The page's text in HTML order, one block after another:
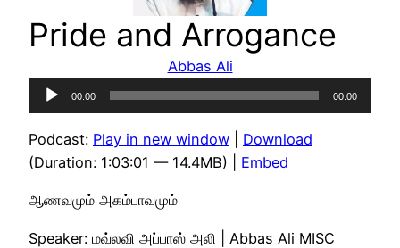
Pride and Arrogance
Abbas Ali
Audio
Player
00:00 00:00
Podcast: Play in new window
Download
(Duration: 1:03:01 — 14.4MB) | Embed
ஆணவமும் அகம்பாவமும்
Speaker: மவ்லவி அப்பாஸ் அலி | Abbas Ali MISC